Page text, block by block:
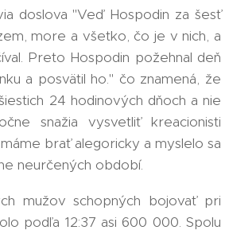
doslova "Veď Hospodin za šesť
more a všetko, čo je v nich, a
Preto Hospodin požehnal deň
a posvätil ho." čo znamená, že
24 hodinových dňoch a nie
snažia vysvetliť kreacionisti
brať alegoricky a myslelo sa
neurčených období.
mužov schopných bojovať pri
podľa 12:37 asi 600 000. Spolu